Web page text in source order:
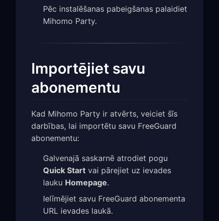
Pēc instalēšanas pabeigšanas palaidiet
Mihomo Party.
Importējiet savu
abonementu
Kad Mihomo Party ir atvērts, veiciet šīs
darbības, lai importētu savu FreeGuard
abonementu:
Galvenajā saskarnē atrodiet pogu
Quick Start vai pārejiet uz ievades
lauku Homepage.
Ielīmējiet savu FreeGuard abonementa
URL ievades laukā.